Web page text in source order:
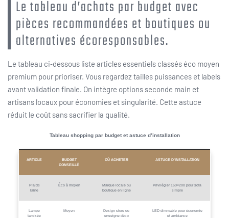
Le tableau d’achats par budget avec
pièces recommandées et boutiques ou
alternatives écoresponsables.
Le tableau ci‑dessous liste articles essentiels classés éco moyen
premium pour prioriser. Vous regardez tailles puissances et labels
avant validation finale. On intègre options seconde main et
artisans locaux pour économies et singularité. Cette astuce
réduit le coût sans sacrifier la qualité.
Tableau shopping par budget et astuce d’installation
ARTICLE
BUDGET
CONSEILLÉ
OÙ ACHETER ASTUCE D’INSTALLATION
Plaids
laine
Éco à moyen
Marque locale ou
boutique en ligne
Privilégier 150×200 pour sofa
simple
Lampe
tamisée
Moyen
Design store ou
enseigne déco
LED dimmable pour économie
et ambiance